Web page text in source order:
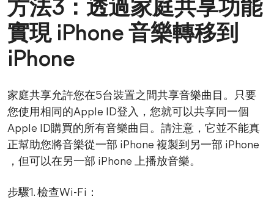
方法3：透過家庭共享功能
實現 iPhone 音樂轉移到
iPhone
家庭共享允許您在5台裝置之間共享音樂曲目。只要
您使用相同的Apple ID登入，您就可以共享同一個
Apple ID購買的所有音樂曲目。請注意，它並不能真
正幫助您將音樂從一部 iPhone 複製到另一部 iPhone
，但可以在另一部 iPhone 上播放音樂。
步驟1. 檢查Wi-Fi：